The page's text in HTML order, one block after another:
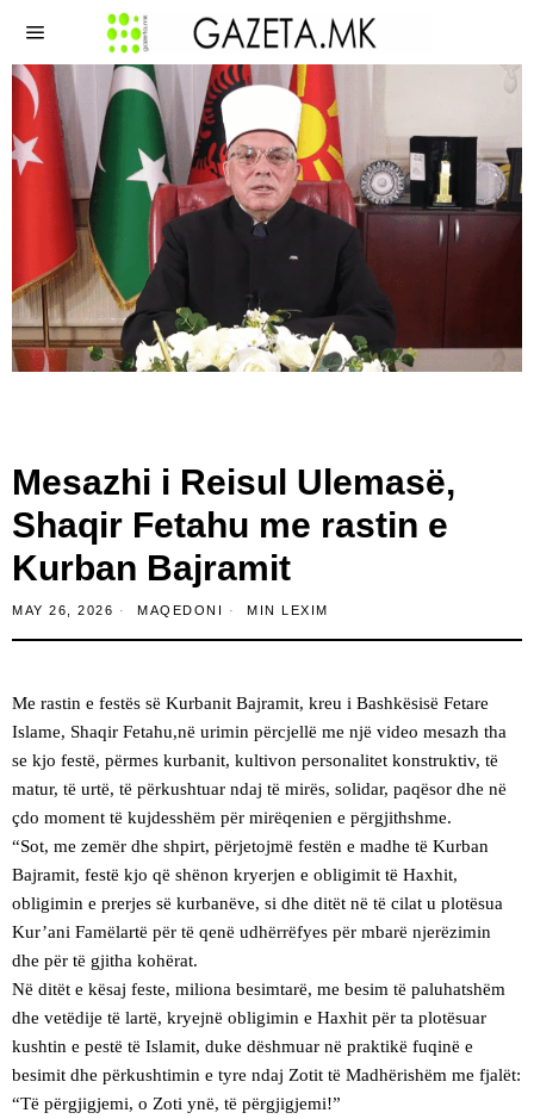
Mesazhi i Reisul Ulemasë,
Shaqir Fetahu me rastin e
Kurban Bajramit
MAY 26, 2026 MAQEDONI MIN LEXIM
Me rastin e festës së Kurbanit Bajramit, kreu i Bashkësisë Fetare
Islame, Shaqir Fetahu,në urimin përcjellë me një video mesazh tha
se kjo festë, përmes kurbanit, kultivon personalitet konstruktiv, të
matur, të urtë, të përkushtuar ndaj të mirës, solidar, paqësor dhe në
çdo moment të kujdesshëm për mirëqenien e përgjithshme.
“Sot, me zemër dhe shpirt, përjetojmë festën e madhe të Kurban
Bajramit, festë kjo që shënon kryerjen e obligimit të Haxhit,
obligimin e prerjes së kurbanëve, si dhe ditët në të cilat u plotësua
Kur’ani Famëlartë për të qenë udhërrëfyes për mbarë njerëzimin
dhe për të gjitha kohërat.
Në ditët e kësaj feste, miliona besimtarë, me besim të paluhatshëm
dhe vetëdije të lartë, kryejnë obligimin e Haxhit për ta plotësuar
kushtin e pestë të Islamit, duke dëshmuar në praktikë fuqinë e
besimit dhe përkushtimin e tyre ndaj Zotit të Madhërishëm me fjalët:
“Të përgjigjemi, o Zoti ynë, të përgjigjemi!”